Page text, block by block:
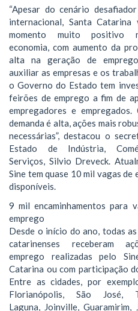
“Apesar do cenário
internacional, Santa Catarina
momento muito positivo
economia, com aumento da
alta na geração de
auxiliar as empresas e os
o Governo do Estado tem
feirões de emprego a fim de
empregadores e empregados.
demanda é alta, ações mais
necessárias”, destacou o
Estado de Indústria,
Serviços, Silvio Dreveck.
Sine tem quase 10 mil vagas de
disponíveis.
9 mil encaminhamentos para
emprego
Desde o início do ano, todas
catarinenses receberam
emprego realizadas pelo
Catarina ou com participação
Entre as cidades, por
Florianópolis, São José,
Laguna, Joinville, Guaramirim,